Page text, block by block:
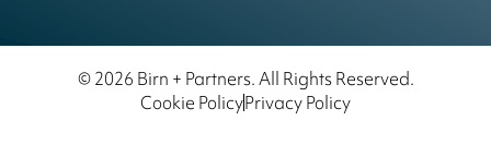
© 2026 Birn + Partners. All Rights Reserved.
Cookie PolicyPrivacy Policy